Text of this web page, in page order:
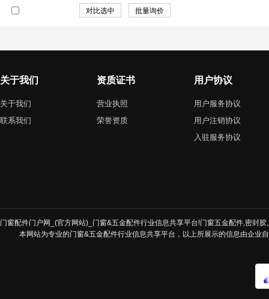
关于我们
关于我们
联系我们
资质证书
营业执照
荣誉资质
用户协议
用户服务协议
用户注销协议
入驻服务协议
门窗配件门户网_(官方网站)_门窗&五金配件行业信息共享平台!门窗五金配件,密封
本网站为专业的门窗&五金配件行业信息共享平台，以上所展示的信息由企业